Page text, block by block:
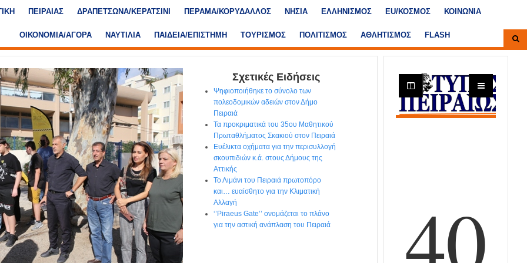
ΠΕΙΡΑΙΑΣ ΔΡΑΠΕΤΣΩΝΑ/ΚΕΡΑΤΣΙΝΙ ΠΕΡΑΜΑ/ΚΟΡΥΔΑΛΛΟΣ ΝΗΣΙΑ ΕΛΛΗΝΙΣΜΟΣ ΕU/ΚΟΣΜΟΣ ΚΟΙΝΩΝΙΑ
ΟΙΚΟΝΟΜΙΑ/ΑΓΟΡΑ ΝΑΥΤΙΛΙΑ ΠΑΙΔΕΙΑ/ΕΠΙΣΤΗΜΗ ΤΟΥΡΙΣΜΟΣ ΠΟΛΙΤΙΣΜΟΣ ΑΘΛΗΤΙΣΜΟΣ FLASH
Σχετικές Ειδήσεις
Ψηφιοποιήθηκε το σύνολο των
πολεοδομικών αδειών στον Δήμο
Πειραιά
Τα προκριματικά του 35ου Μαθητικού
Πρωταθλήματος Σκακιού στον Πειραιά
Ευέλικτα οχήματα για την περισυλλογή
σκουπιδιών κ.ά. στους Δήμους της
Αττικής
Το Λιμάνι του Πειραιά πρωτοπόρο
και… ευαίσθητο για την Κλιματική
Αλλαγή
‘’Piraeus Gate’’ ονομάζεται το πλάνο
για την αστική ανάπλαση του Πειραιά